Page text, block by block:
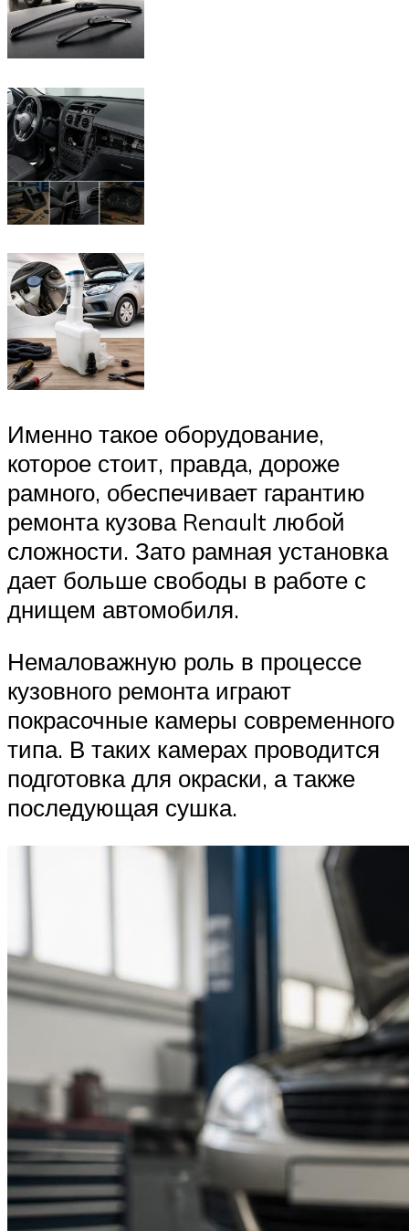
Именно такое оборудование,
которое стоит, правда, дороже
рамного, обеспечивает гарантию
ремонта кузова Renault любой
сложности. Зато рамная установка
дает больше свободы в работе с
днищем автомобиля.
Немаловажную роль в процессе
кузовного ремонта играют
покрасочные камеры современного
типа. В таких камерах проводится
подготовка для окраски, а также
последующая сушка.